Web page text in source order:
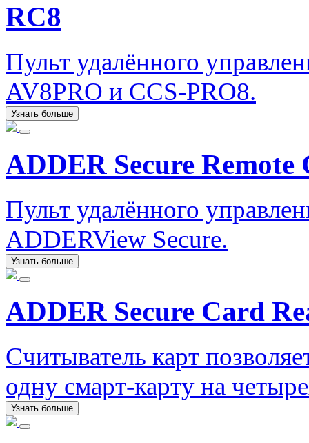
RC8
Пульт удалённого
AV8PRO и CCS-PRO8.
Узнать больше
ADDER Secure
Пульт удалённого
ADDERView Secure.
Узнать больше
ADDER Secure Card
Считыватель карт
одну смарт-карту на
Узнать больше